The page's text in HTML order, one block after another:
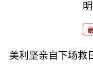
美利坚亲自下场救